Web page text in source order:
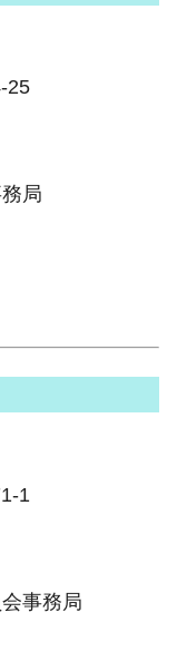
25
局
1
事務局